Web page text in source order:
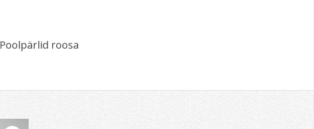
Poolpärlid roosa